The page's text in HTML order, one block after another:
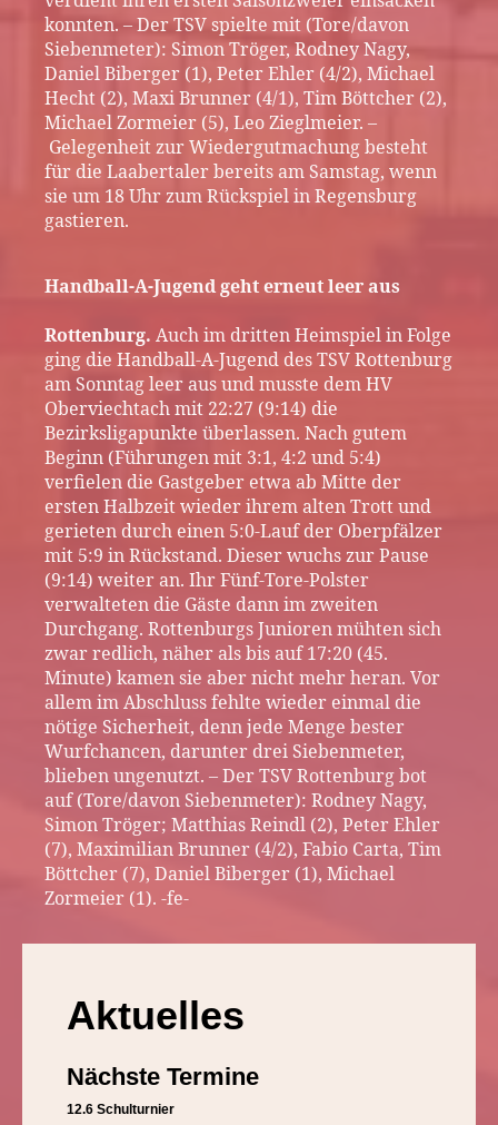
konnten. – Der TSV spielte mit (Tore/davon
Siebenmeter): Simon Tröger, Rodney Nagy,
Daniel Biberger (1), Peter Ehler (4/2), Michael
Hecht (2), Maxi Brunner (4/1), Tim Böttcher (2),
Michael Zormeier (5), Leo Zieglmeier. –
Gelegenheit zur Wiedergutmachung besteht
für die Laabertaler bereits am Samstag, wenn
sie um 18 Uhr zum Rückspiel in Regensburg
gastieren.
Handball-A-Jugend geht erneut leer aus
Rottenburg. Auch im dritten Heimspiel in Folge
ging die Handball-A-Jugend des TSV Rottenburg
am Sonntag leer aus und musste dem HV
Oberviechtach mit 22:27 (9:14) die
Bezirksligapunkte überlassen. Nach gutem
Beginn (Führungen mit 3:1, 4:2 und 5:4)
verfielen die Gastgeber etwa ab Mitte der
ersten Halbzeit wieder ihrem alten Trott und
gerieten durch einen 5:0-Lauf der Oberpfälzer
mit 5:9 in Rückstand. Dieser wuchs zur Pause
(9:14) weiter an. Ihr Fünf-Tore-Polster
verwalteten die Gäste dann im zweiten
Durchgang. Rottenburgs Junioren mühten sich
zwar redlich, näher als bis auf 17:20 (45.
Minute) kamen sie aber nicht mehr heran. Vor
allem im Abschluss fehlte wieder einmal die
nötige Sicherheit, denn jede Menge bester
Wurfchancen, darunter drei Siebenmeter,
blieben ungenutzt. – Der TSV Rottenburg bot
auf (Tore/davon Siebenmeter): Rodney Nagy,
Simon Tröger; Matthias Reindl (2), Peter Ehler
(7), Maximilian Brunner (4/2), Fabio Carta, Tim
Böttcher (7), Daniel Biberger (1), Michael
Zormeier (1). -fe-
Aktuelles
Nächste Termine
12.6 Schulturnier